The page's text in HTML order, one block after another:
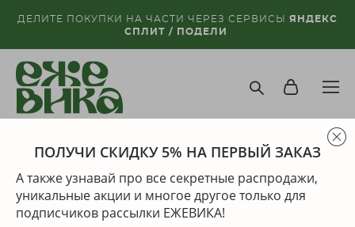
ДЕЛИТЕ ПОКУПКИ НА ЧАСТИ ЧЕРЕЗ СЕРВИСЫ ЯНДЕКС
СПЛИТ / ПОДЕЛИ
магазин > специальные цены
Сортировка: рекомендуем
ПОЛУЧИ СКИДКУ 5% НА ПЕРВЫЙ ЗАКАЗ
А также узнавай про все секретные распродажи,
уникальные акции и многое другое только для
подписчиков рассылки ЕЖЕВИКА!